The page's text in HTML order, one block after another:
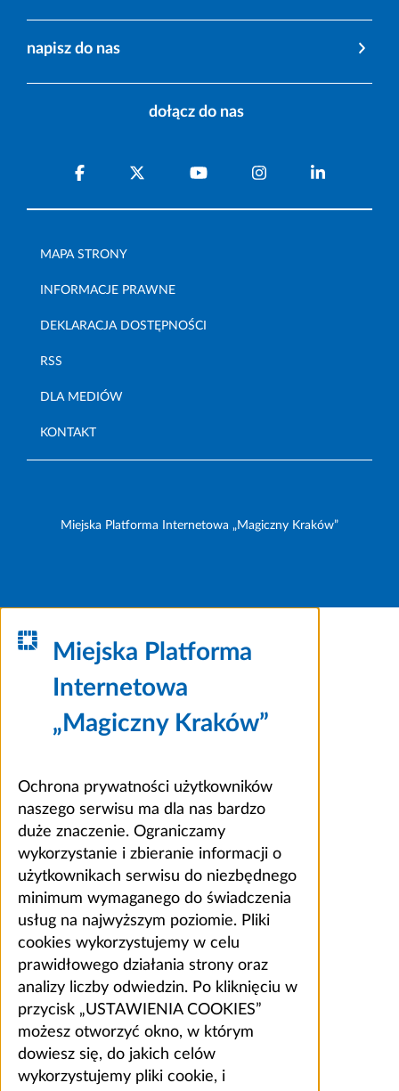
napisz do nas
dołącz do nas
MAPA STRONY
INFORMACJE PRAWNE
DEKLARACJA DOSTĘPNOŚCI
RSS
DLA MEDIÓW
KONTAKT
Miejska Platforma Internetowa „Magiczny Kraków”
Miejska Platforma
Internetowa
„Magiczny Kraków”
Ochrona prywatności użytkowników
naszego serwisu ma dla nas bardzo
duże znaczenie. Ograniczamy
wykorzystanie i zbieranie informacji o
użytkownikach serwisu do niezbędnego
minimum wymaganego do świadczenia
usług na najwyższym poziomie. Pliki
cookies wykorzystujemy w celu
prawidłowego działania strony oraz
analizy liczby odwiedzin. Po kliknięciu w
przycisk „USTAWIENIA COOKIES”
możesz otworzyć okno, w którym
dowiesz się, do jakich celów
wykorzystujemy pliki cookie, i